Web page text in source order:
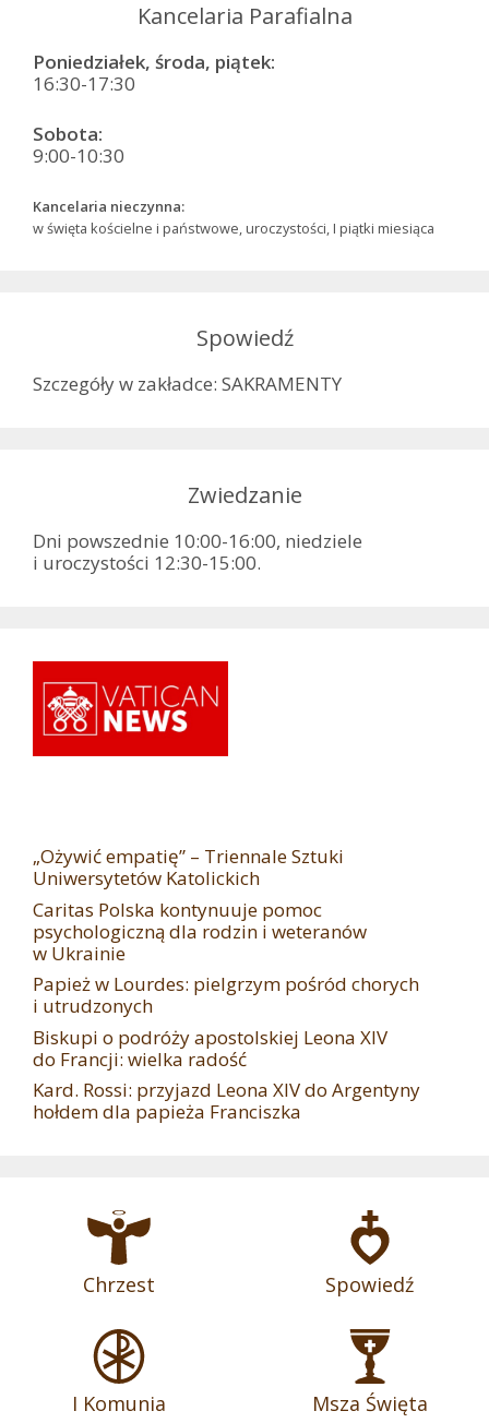
Kancelaria Parafialna
Poniedziałek, środa, piątek:
16:30-17:30
Sobota:
9:00-10:30
Kancelaria nieczynna:
w święta kościelne i państwowe, uroczystości, I piątki miesiąca
Spowiedź
Szczegóły w zakładce: SAKRAMENTY
Zwiedzanie
Dni powszednie 10:00-16:00, niedziele
i uroczystości 12:30-15:00.
„Ożywić empatię” – Triennale Sztuki
Uniwersytetów Katolickich
Caritas Polska kontynuuje pomoc
psychologiczną dla rodzin i weteranów
w Ukrainie
Papież w Lourdes: pielgrzym pośród chorych
i utrudzonych
Biskupi o podróży apostolskiej Leona XIV
do Francji: wielka radość
Kard. Rossi: przyjazd Leona XIV do Argentyny
hołdem dla papieża Franciszka
Chrzest Spowiedź
I Komunia Msza Święta